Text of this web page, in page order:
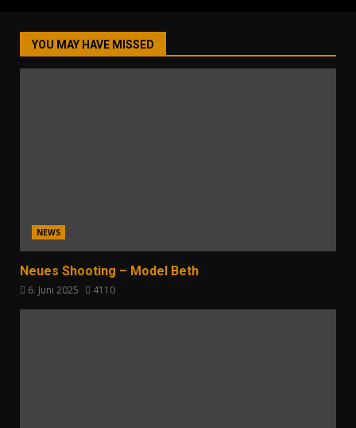
YOU MAY HAVE MISSED
NEWS
Neues Shooting – Model Beth
6. Juni 2025 4110